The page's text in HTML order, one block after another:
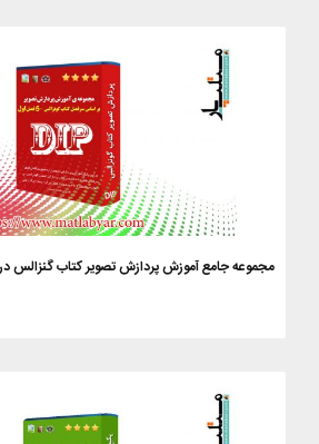
مجموعه جامع آموزش پردازش تصویر کتاب گنزالس